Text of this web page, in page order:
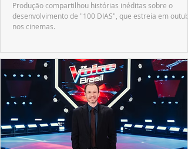
Produção compartilhou histórias inéditas sobre o
desenvolvimento de "100 DIAS", que estreia em
nos cinemas.